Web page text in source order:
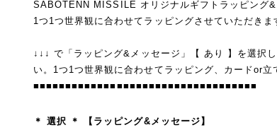
SABOTENN MISSILE オリジナルギフトラッピング&
1つ1つ世界観に合わせてラッピングさせていただきま
↓↓↓ で「ラッピング&メッセージ」【 あり 】を選択
い。1つ1つ世界観に合わせてラッピング、カードor立
■■■■■■■■■■■■■■■■■■■■■■■■■■■■■■■■■■■
＊ 選択 ＊ 【ラッピング&メッセージ】